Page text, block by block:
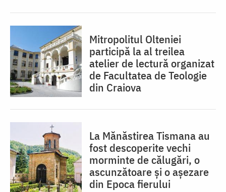
Mitropolitul Olteniei
participă la al treilea
atelier de lectură organizat
de Facultatea de Teologie
din Craiova
La Mănăstirea Tismana au
fost descoperite vechi
morminte de călugări, o
ascunzătoare și o așezare
din Epoca fierului